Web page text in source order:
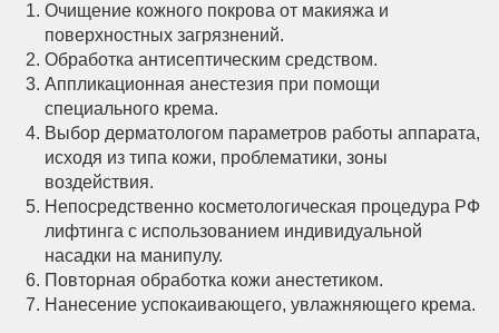
Очищение кожного покрова от макияжа и
поверхностных загрязнений.
Обработка антисептическим средством.
Аппликационная анестезия при помощи
специального крема.
Выбор дерматологом параметров работы аппарата,
исходя из типа кожи, проблематики, зоны
воздействия.
Непосредственно косметологическая процедура РФ
лифтинга с использованием индивидуальной
насадки на манипулу.
Повторная обработка кожи анестетиком.
Нанесение успокаивающего, увлажняющего крема.